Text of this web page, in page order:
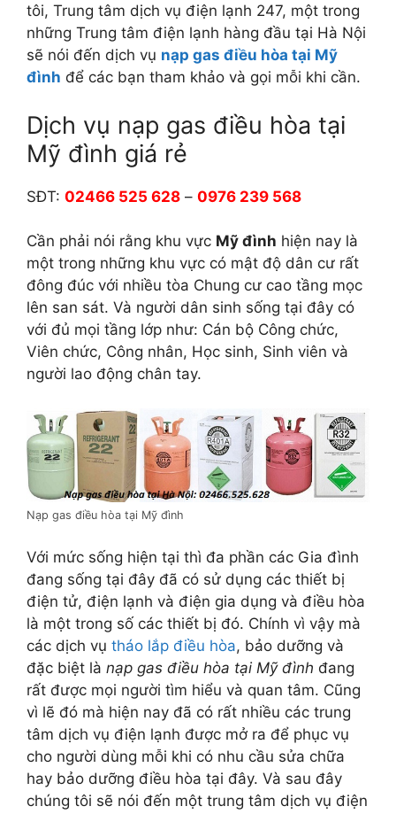
tôi, Trung tâm dịch vụ điện lạnh 247, một trong
những Trung tâm điện lạnh hàng đầu tại Hà Nội
sẽ nói đến dịch vụ nạp gas điều hòa tại Mỹ
đình để các bạn tham khảo và gọi mỗi khi cần.
Dịch vụ nạp gas điều hòa tại
Mỹ đình giá rẻ
SĐT: 02466 525 628 – 0976 239 568
Cần phải nói rằng khu vực Mỹ đình hiện nay là
một trong những khu vực có mật độ dân cư rất
đông đúc với nhiều tòa Chung cư cao tầng mọc
lên san sát. Và người dân sinh sống tại đây có
với đủ mọi tầng lớp như: Cán bộ Công chức,
Viên chức, Công nhân, Học sinh, Sinh viên và
người lao động chân tay.
Nạp gas điều hòa tại Mỹ đình
Với mức sống hiện tại thì đa phần các Gia đình
đang sống tại đây đã có sử dụng các thiết bị
điện tử, điện lạnh và điện gia dụng và điều hòa
là một trong số các thiết bị đó. Chính vì vậy mà
các dịch vụ tháo lắp điều hòa, bảo dưỡng và
đặc biệt là nạp gas điều hòa tại Mỹ đình đang
rất được mọi người tìm hiểu và quan tâm. Cũng
vì lẽ đó mà hiện nay đã có rất nhiều các trung
tâm dịch vụ điện lạnh được mở ra để phục vụ
cho người dùng mỗi khi có nhu cầu sửa chữa
hay bảo dưỡng điều hòa tại đây. Và sau đây
chúng tôi sẽ nói đến một trung tâm dịch vụ điện